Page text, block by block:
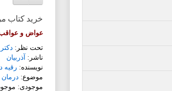
خرید کتاب
عواض و عواقب
تحت نظر:
ناشر: آذربیان
نویسنده: رقیه
موضوع:
موجودی: